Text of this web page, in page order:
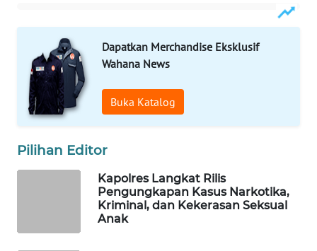
Dapatkan Merchandise Eksklusif
Wahana News
Buka Katalog
Pilihan Editor
Kapolres Langkat Rilis
Pengungkapan Kasus Narkotika,
Kriminal, dan Kekerasan Seksual
Anak
MASYARAKAT
KELISTRIKAN
WALINKI
ID
MAWAKA
ID